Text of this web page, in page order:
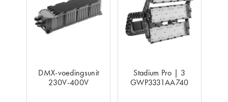
DMX-voedingsunit
230V-400V
Stadium Pro | 3
GWP3331AA740